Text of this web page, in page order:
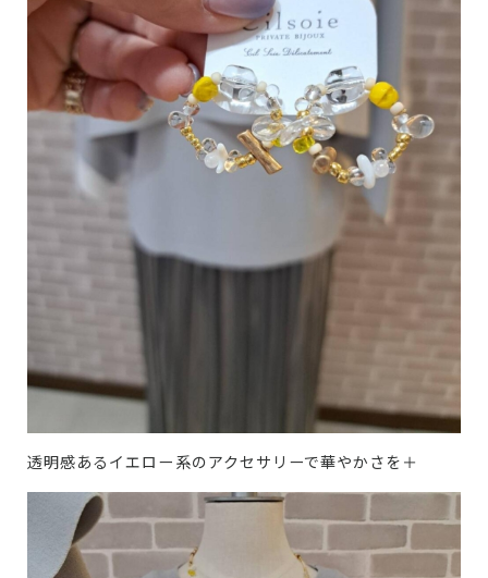
透明感あるイエロー系のアクセサリーで華やかさを＋